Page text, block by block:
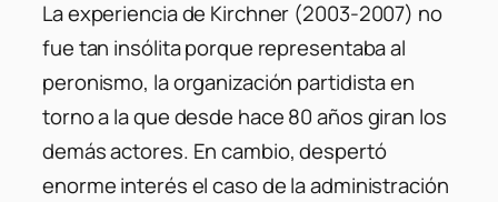
La experiencia de Kirchner (2003-2007) no
fue tan insólita porque representaba al
peronismo, la organización partidista en
torno a la que desde hace 80 años giran los
demás actores. En cambio, despertó
enorme interés el caso de la administración